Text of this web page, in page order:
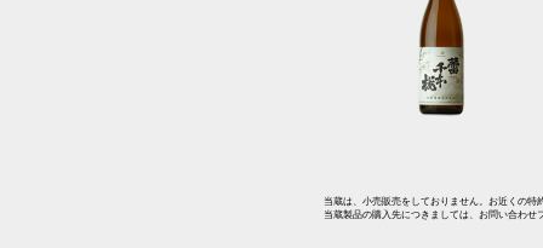
当蔵は、小売販売をしておりません。お近くの特
当蔵製品の購入先につきましては、お問い合わせ